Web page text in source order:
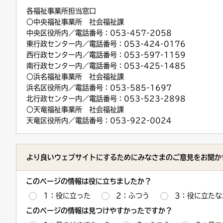
各福祉事業所担当窓口
○中央福祉事業所 社会福祉課
中央区役所内／電話番号：053-457-2058
東行政センター内／電話番号：053-424-0176
西行政センター内／電話番号：053-597-1159
南行政センター内／電話番号：053-425-1485
○浜名福祉事業所 社会福祉課
浜名区役所内／電話番号：053-585-1697
北行政センター内／電話番号：053-523-2898
○天竜福祉事業所 社会福祉課
天竜区役所内／電話番号：053-922-0024
より良いウェブサイトにするためにみなさまのご意見をお聞か
このページの情報は役に立ちましたか？
1：役に立った 2：ふつう 3：役に立たな
このページの情報は見つけやすかったですか？